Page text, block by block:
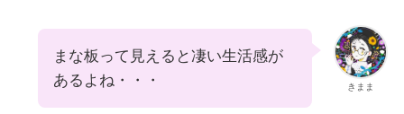
きまま
まな板って見えると凄い生活感が
あるよね・・・